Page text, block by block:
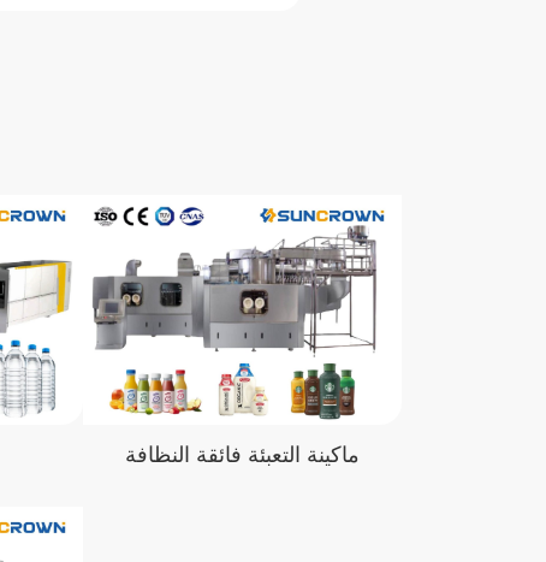
ماكينة التعبئة فائقة النظافة